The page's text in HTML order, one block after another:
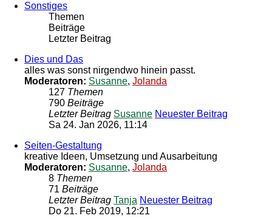
Sonstiges
Themen
Beiträge
Letzter Beitrag
Dies und Das
alles was sonst nirgendwo hinein passt.
Moderatoren: Susanne, Jolanda
127 Themen
790 Beiträge
Letzter Beitrag Susanne Neuester Beitrag
Sa 24. Jan 2026, 11:14
Seiten-Gestaltung
kreative Ideen, Umsetzung und Ausarbeitung
Moderatoren: Susanne, Jolanda
8 Themen
71 Beiträge
Letzter Beitrag Tanja Neuester Beitrag
Do 21. Feb 2019, 12:21